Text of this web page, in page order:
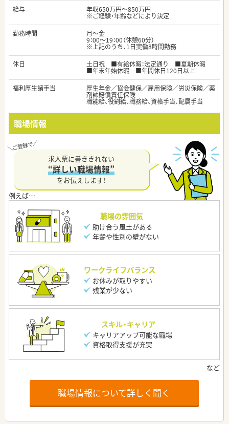
給与
年収650万円～850万円
※ご経験・年齢などにより決定
勤務時間
月～金
9：00～19：00（休憩60分）
※上記のうち、1日実働8時間勤務
休日
土日祝 ■有給休暇：法定通り ■夏期休暇
■年末年始休暇 ■年間休日120日以上
福利厚生諸手当
厚生年金／協会健保／雇用保険／労災保険／薬
剤師賠償責任保険
職能給、役割給、職務給、資格手当、配属手当
職場情報
求人票に書ききれない
“詳しい職場情報”
をお伝えします！
職場の雰囲気
助け合う風土がある
年齢や性別の壁がない
ワークライフバランス
お休みが取りやすい
残業が少ない
スキル・キャリア
キャリアアップ可能な職場
資格取得支援が充実
職場情報について詳しく聞く